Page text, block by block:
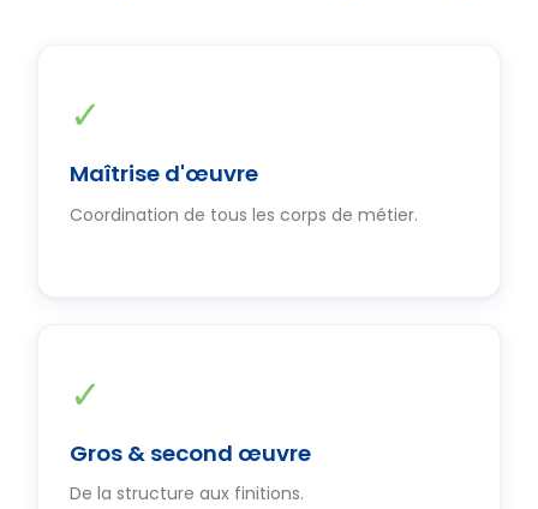
✓
Maîtrise d'œuvre
Coordination de tous les corps de métier.
✓
Gros & second œuvre
De la structure aux finitions.